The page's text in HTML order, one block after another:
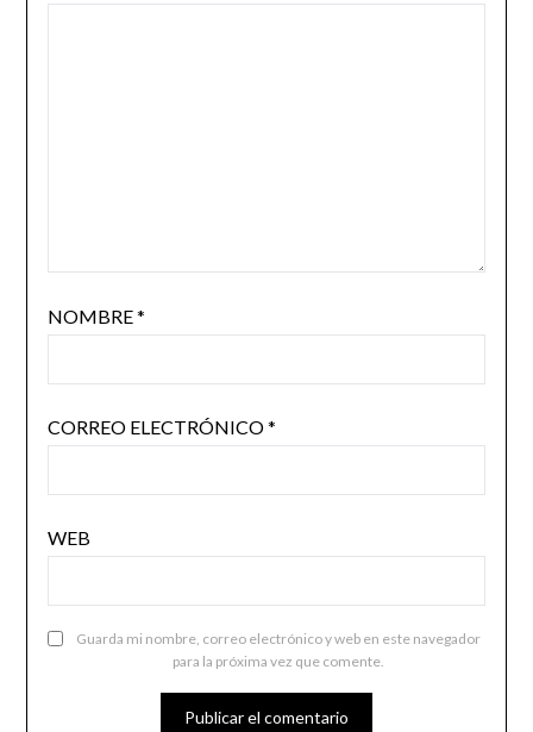
NOMBRE*
CORREO ELECTRÓNICO*
WEB
Guarda mi nombre, correo electrónico y web en este navegador
para la próxima vez que comente.